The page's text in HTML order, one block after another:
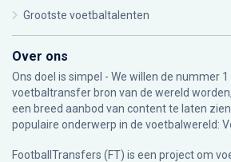
Grootste voetbaltalenten
Over ons
Ons doel is simpel - We willen de nummer
voetbaltransfer bron van de wereld
een breed aanbod van content te laten
populaire onderwerp in de voetbalwereld:
FootballTransfers (FT) is een project om